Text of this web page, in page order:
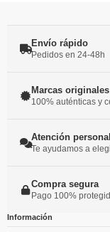
Envío rápido
Pedidos en 24-48h
Marcas originales
100% auténticas y
Atención
Te ayudamos a
Compra segura
Pago 100%
Información